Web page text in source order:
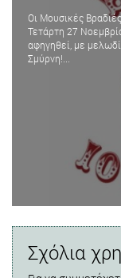
Οι Μουσικές
Τετάρτη 27
αφηγηθεί, με
Σμύρνη!...
Σχόλια